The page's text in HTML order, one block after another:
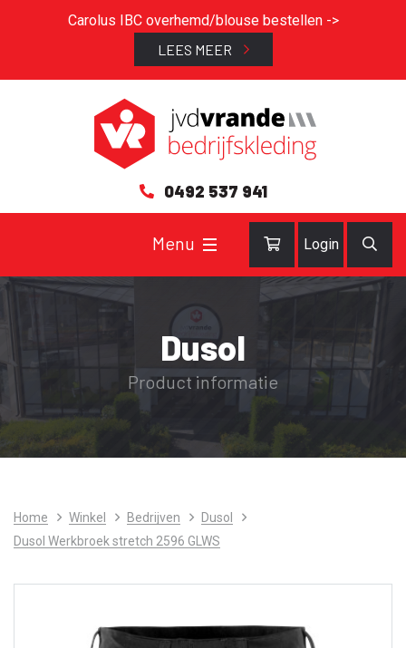
Carolus IBC overhemd/blouse bestellen ->
LEES MEER
0492 537 941
Login
Dusol
Product informatie
Home Winkel Bedrijven
Dusol
Dusol Werkbroek stretch 2596 GLWS